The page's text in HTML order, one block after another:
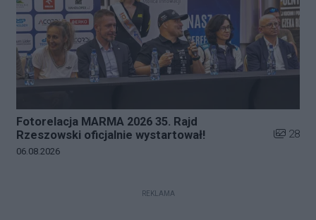
Fotorelacja MARMA 2026 35. Rajd
Rzeszowski oficjalnie wystartował!
Liczba
28
Data dodania galerii:
06.08.2026
REKLAMA